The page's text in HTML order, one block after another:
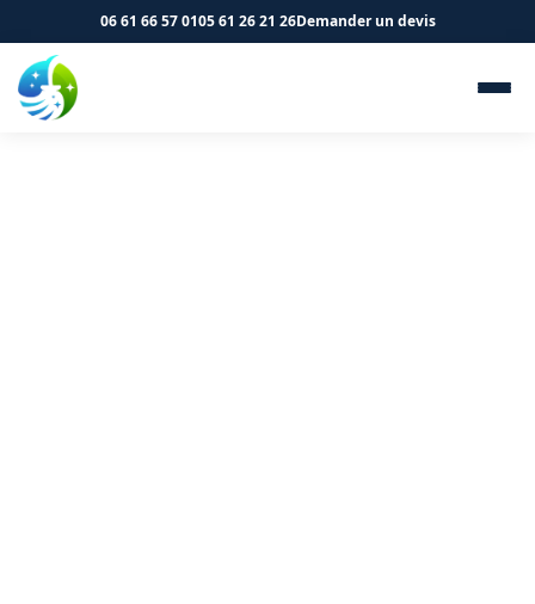
06 61 66 57 0105 61 26 21 26Demander un devis